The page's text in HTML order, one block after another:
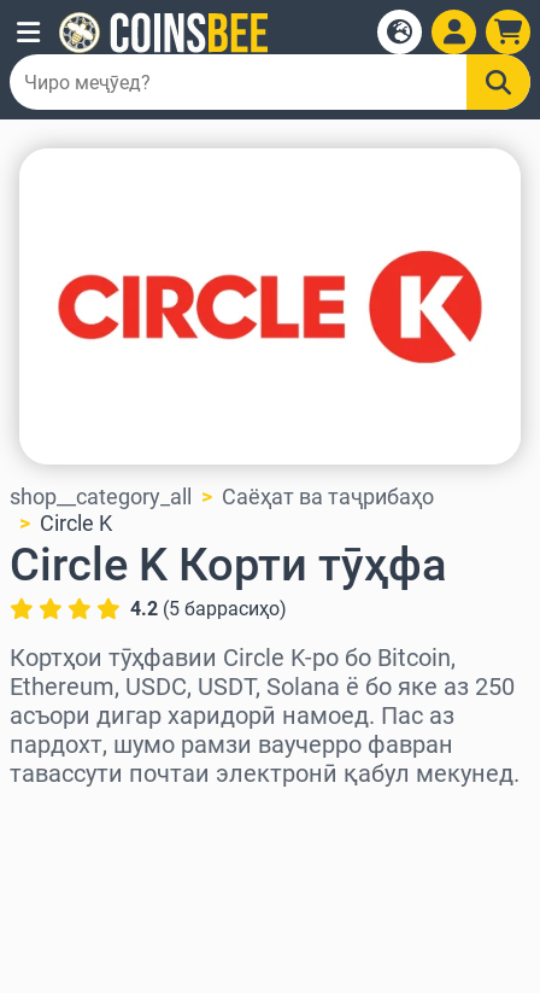
shop__category_all
Саёҳат ва таҷрибаҳо
Circle K
Circle K Корти тӯҳфа
4.2 (5 баррасиҳо)
Кортҳои тӯҳфавии Circle K-ро бо Bitcoin,
Ethereum, USDC, USDT, Solana ё бо яке аз 250
асъори дигар харидорӣ намоед. Пас аз
пардохт, шумо рамзи ваучерро фавран
тавассути почтаи электронӣ қабул мекунед.